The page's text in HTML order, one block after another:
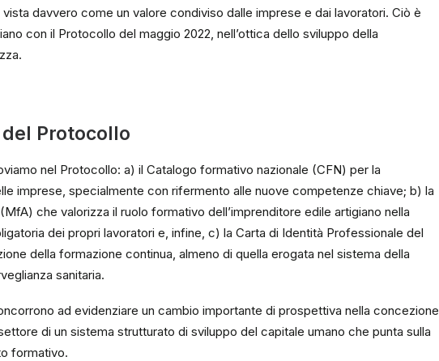
davvero come un valore condiviso dalle imprese e dai lavoratori. Ciò è
con il Protocollo del maggio 2022, nell’ottica dello sviluppo della
Protocollo
nel Protocollo: a) il Catalogo formativo nazionale (CFN) per la
imprese, specialmente con rifermento alle nuove competenze chiave; b) la
che valorizza il ruolo formativo dell’imprenditore edile artigiano nella
dei propri lavoratori e, infine, c) la Carta di Identità Professionale del
della formazione continua, almeno di quella erogata nel sistema della
sanitaria.
ad evidenziare un cambio importante di prospettiva nella concezione
di un sistema strutturato di sviluppo del capitale umano che punta sulla
formativo.